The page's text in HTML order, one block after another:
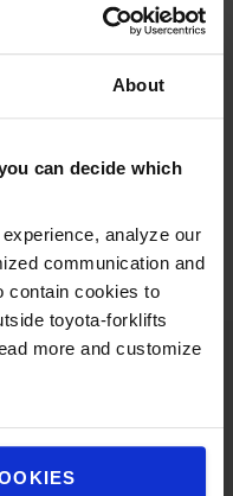
About
can decide which
analyze our
communication and
contain cookies to
toyota-forklifts
more and customize
van Toyota
het nieuwe WMS
en de
van elke pallet